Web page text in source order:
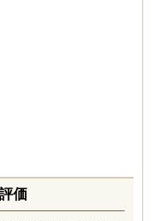
価